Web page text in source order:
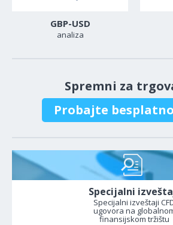
GBP-USD
analiza
Spremni za
Probajte
Specijalni
Specijalni izveštaji
ugovora na
finansijskom tržištu